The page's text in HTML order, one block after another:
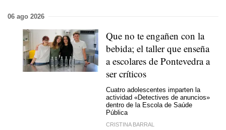
06 ago 2026
Que no te engañen con la
bebida; el taller que enseña
a escolares de Pontevedra a
ser críticos
Cuatro adolescentes imparten la
actividad «Detectives de anuncios»
dentro de la Escola de Saúde
Pública
CRISTINA BARRAL